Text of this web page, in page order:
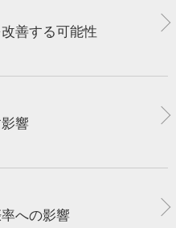
善する可能性
響
への影響